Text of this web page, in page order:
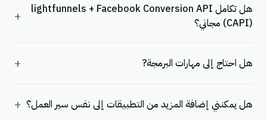
هل تكامل lightfunnels + Facebook Conversion API
(CAPI) مجاني؟
+
هل احتاج إلى مهارات البرمجة? +
هل يمكنني إضافة المزيد من التطبيقات إلى نفس سير العمل؟ +